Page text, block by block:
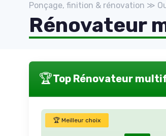
Ponçage, finition & rénovation ≫
Rénovateur
🏆Top Rénovateur
🏆 Meilleur choix